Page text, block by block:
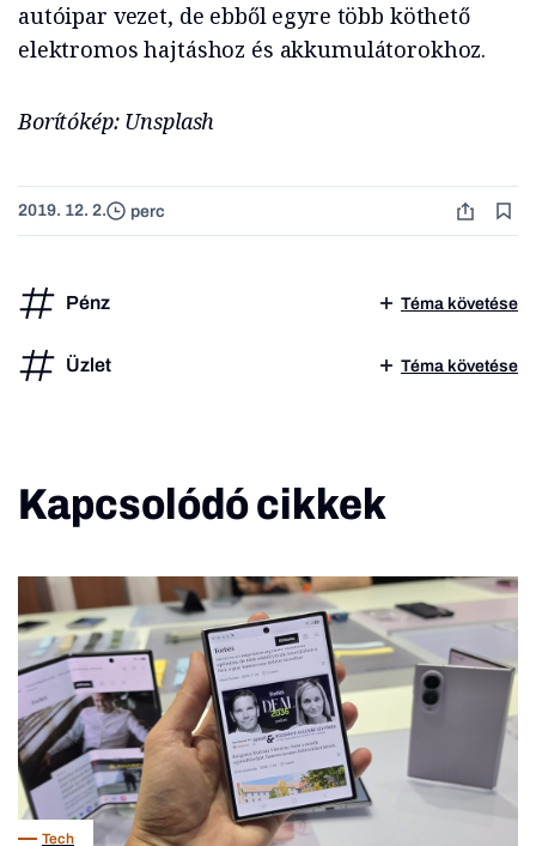
autóipar vezet, de ebből egyre több köthető
elektromos hajtáshoz és akkumulátorokhoz.
Borítókép: Unsplash
2019. 12. 2. perc
Pénz Téma követése
Üzlet Téma követése
Kapcsolódó cikkek
Tech